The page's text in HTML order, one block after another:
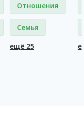
Отношения
Семья
ещё 25